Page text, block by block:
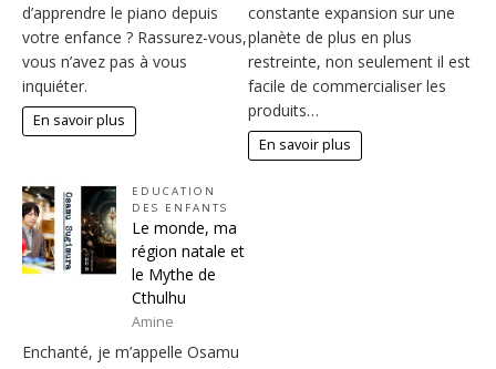
d’apprendre le piano depuis
votre enfance ? Rassurez-vous,
vous n’avez pas à vous
inquiéter.
En savoir plus
constante expansion sur une
planète de plus en plus
restreinte, non seulement il est
facile de commercialiser les
produits…
En savoir plus
EDUCATION
DES ENFANTS
Le monde, ma
région natale et
le Mythe de
Cthulhu
Amine
Enchanté, je m’appelle Osamu